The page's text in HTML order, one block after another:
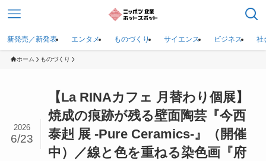
新発売／新発表 エンタメ ものづくり サイエンス ビジネス 社
ホーム ものづくり
【La RINAカフェ 月替わり個展】
焼成の痕跡が残る壁面陶芸『今西
泰赳 展 -Pure Ceramics-』（開催
中）／線と色を重ねる染色画『府
2026
6/23